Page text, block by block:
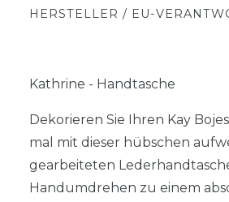
HERSTELLER / EU-
Kathrine - Handtasche
Dekorieren Sie Ihren Kay
mal mit dieser hübschen
gearbeiteten
Handumdrehen zu einem